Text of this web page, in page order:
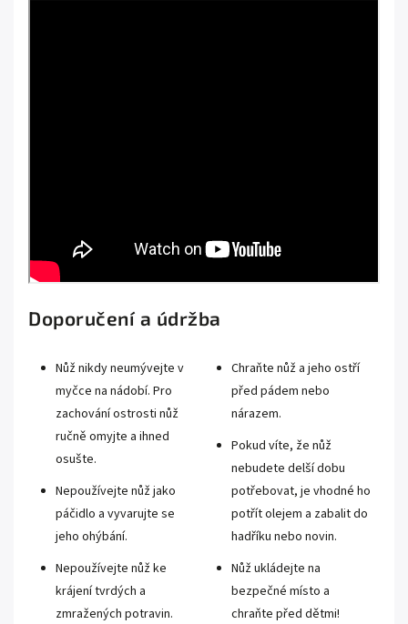
Doporučení a údržba
Nůž nikdy neumývejte v
myčce na nádobí. Pro
zachování ostrosti nůž
ručně omyjte a ihned
osušte.
Nepoužívejte nůž jako
páčidlo a vyvarujte se
jeho ohýbání.
Nepoužívejte nůž ke
krájení tvrdých a
zmražených potravin.
Chraňte nůž a jeho ostří
před pádem nebo
nárazem.
Pokud víte, že nůž
nebudete delší dobu
potřebovat, je vhodné ho
potřít olejem a zabalit do
hadříku nebo novin.
Nůž ukládejte na
bezpečné místo a
chraňte před dětmi!